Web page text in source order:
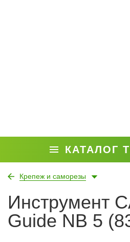
КАТАЛОГ
Крепеж и саморезы
Инструмент
Guide NB 5